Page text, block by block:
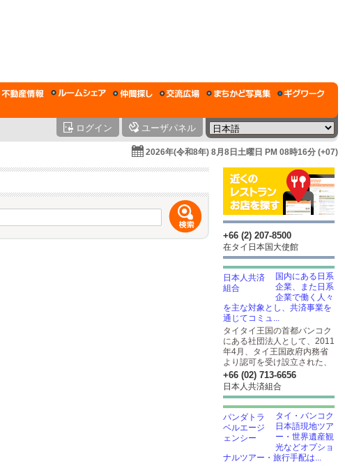
ログイン ユーザパネル
2026年(令和8年) 8月8日土曜日 PM 08時16分 (+07)
+66 (2) 207-8500
在タイ日本国大使館
国内にある日系
企業、また日系
企業で働く人々
を主な対象とし、共済事業を
通じてコミュ...
タイタイ王国の首都バンコク
にある社団法人として、2011
年4月、タイ王国政府内務省
より認可を受け設立された、
+66 (02) 713-6656
日本人共済組合
タイ・バンコク
日本語現地ツア
ー・世界遺産観
光などオプショ
ナルツアー・旅行手配は...